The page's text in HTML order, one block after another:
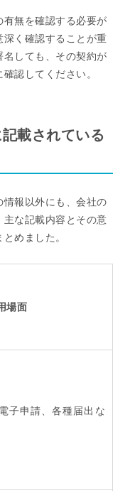
無を確認する必要が
く確認することが重
しても、その契約が
認してください。
載されている
報以外にも、会社の
な記載内容とその意
めました。
場面
子申請、各種届出な